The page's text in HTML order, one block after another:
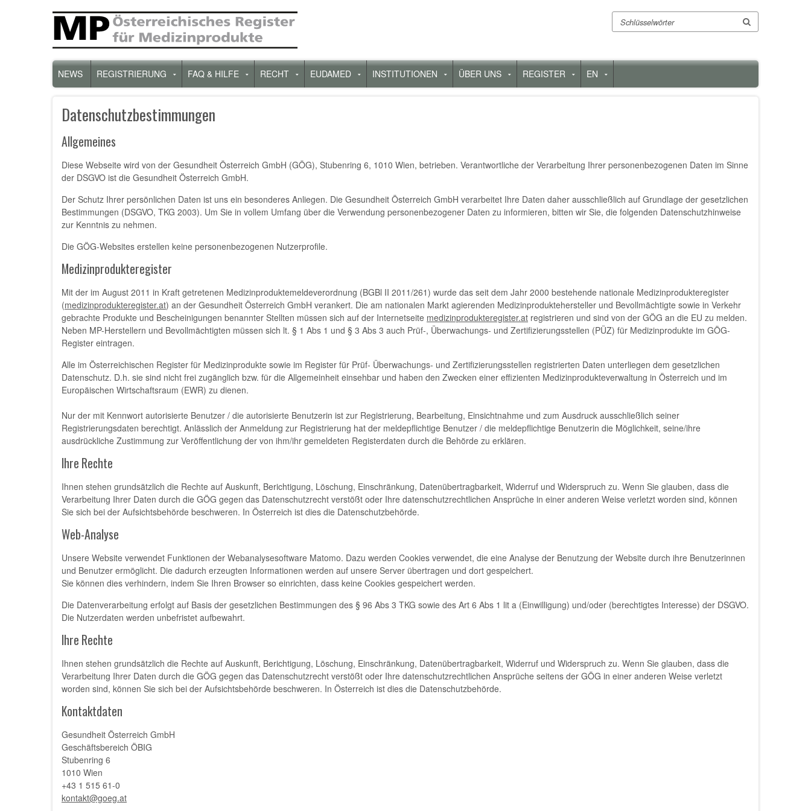
Suche
Hauptnavigation
NEWS REGISTRIERUNG
Untermenü
FAQ & HILFE
Untermenü
RECHT
Untermenü
EUDAMED
Untermenü
INSTITUTIONEN
Untermenü
ÜBER UNS
Untermenü
REGISTER
Untermenü
EN
Datenschutzbestimmungen
Allgemeines
Diese Webseite wird von der Gesundheit Österreich GmbH (GÖG), Stubenring 6, 1010 Wien, betrieben. Verantwortliche der Verarbeitung Ihrer personenbezogenen Daten im Sinne
der DSGVO ist die Gesundheit Österreich GmbH.
Der Schutz Ihrer persönlichen Daten ist uns ein besonderes Anliegen. Die Gesundheit Österreich GmbH verarbeitet Ihre Daten daher ausschließlich auf Grundlage der gesetzlichen
Bestimmungen (DSGVO, TKG 2003). Um Sie in vollem Umfang über die Verwendung personenbezogener Daten zu informieren, bitten wir Sie, die folgenden Datenschutzhinweise
zur Kenntnis zu nehmen.
Die GÖG-Websites erstellen keine personenbezogenen Nutzerprofile.
Medizinprodukteregister
Mit der im August 2011 in Kraft getretenen Medizinproduktemeldeverordnung (BGBl II 2011/261) wurde das seit dem Jahr 2000 bestehende nationale Medizinprodukteregister
(medizinprodukteregister.at) an der Gesundheit Österreich GmbH verankert. Die am nationalen Markt agierenden Medizinproduktehersteller und Bevollmächtigte sowie in Verkehr
gebrachte Produkte und Bescheinigungen benannter Stellten müssen sich auf der Internetseite medizinprodukteregister.at registrieren und sind von der GÖG an die EU zu melden.
Neben MP-Herstellern und Bevollmächtigten müssen sich lt. § 1 Abs 1 und § 3 Abs 3 auch Prüf-, Überwachungs- und Zertifizierungsstellen (PÜZ) für Medizinprodukte im GÖG-
Register eintragen.
Alle im Österreichischen Register für Medizinprodukte sowie im Register für Prüf- Überwachungs- und Zertifizierungsstellen registrierten Daten unterliegen dem gesetzlichen
Datenschutz. D.h. sie sind nicht frei zugänglich bzw. für die Allgemeinheit einsehbar und haben den Zwecken einer effizienten Medizinprodukteverwaltung in Österreich und im
Europäischen Wirtschaftsraum (EWR) zu dienen.
Nur der mit Kennwort autorisierte Benutzer / die autorisierte Benutzerin ist zur Registrierung, Bearbeitung, Einsichtnahme und zum Ausdruck ausschließlich seiner
Registrierungsdaten berechtigt. Anlässlich der Anmeldung zur Registrierung hat der meldepflichtige Benutzer / die meldepflichtige Benutzerin die Möglichkeit, seine/ihre
ausdrückliche Zustimmung zur Veröffentlichung der von ihm/ihr gemeldeten Registerdaten durch die Behörde zu erklären.
Ihre Rechte
Ihnen stehen grundsätzlich die Rechte auf Auskunft, Berichtigung, Löschung, Einschränkung, Datenübertragbarkeit, Widerruf und Widerspruch zu. Wenn Sie glauben, dass die
Verarbeitung Ihrer Daten durch die GÖG gegen das Datenschutzrecht verstößt oder Ihre datenschutzrechtlichen Ansprüche in einer anderen Weise verletzt worden sind, können
Sie sich bei der Aufsichtsbehörde beschweren. In Österreich ist dies die Datenschutzbehörde.
Web-Analyse
Unsere Website verwendet Funktionen der Webanalysesoftware Matomo. Dazu werden Cookies verwendet, die eine Analyse der Benutzung der Website durch ihre Benutzerinnen
und Benutzer ermöglicht. Die dadurch erzeugten Informationen werden auf unsere Server übertragen und dort gespeichert.
Sie können dies verhindern, indem Sie Ihren Browser so einrichten, dass keine Cookies gespeichert werden.
Die Datenverarbeitung erfolgt auf Basis der gesetzlichen Bestimmungen des § 96 Abs 3 TKG sowie des Art 6 Abs 1 lit a (Einwilligung) und/oder (berechtigtes Interesse) der DSGVO.
Die Nutzerdaten werden unbefristet aufbewahrt.
Ihre Rechte
Ihnen stehen grundsätzlich die Rechte auf Auskunft, Berichtigung, Löschung, Einschränkung, Datenübertragbarkeit, Widerruf und Widerspruch zu. Wenn Sie glauben, dass die
Verarbeitung Ihrer Daten durch die GÖG gegen das Datenschutzrecht verstößt oder Ihre datenschutzrechtlichen Ansprüche seitens der GÖG in einer anderen Weise verletzt
worden sind, können Sie sich bei der Aufsichtsbehörde beschweren. In Österreich ist dies die Datenschutzbehörde.
Kontaktdaten
Gesundheit Österreich GmbH
Geschäftsbereich ÖBIG
Stubenring 6
1010 Wien
+43 1 515 61-0
kontakt@goeg.at